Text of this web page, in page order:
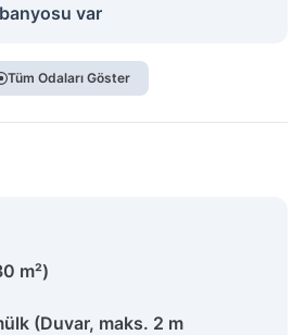
var
Tüm Odaları Göster
m²)
(Duvar, maks. 2 m